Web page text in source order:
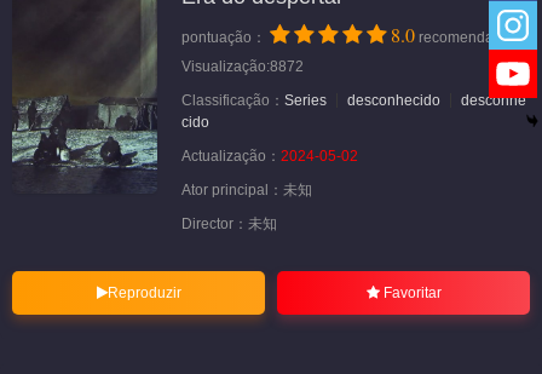
pontuação： 8.0 recomendação
Visualização:8872
Classificação： Series desconhecido
desconhe
cido
Actualização： 2024-05-02
Ator principal： 未知
Director： 未知
Reproduzir Favoritar